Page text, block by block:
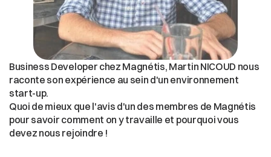
Business Developer chez Magnétis, Martin NICOUD nous
raconte son expérience au sein d'un environnement
start-up.
Quoi de mieux que l'avis d'un des membres de Magnétis
pour savoir comment on y travaille et pourquoi vous
devez nous rejoindre !